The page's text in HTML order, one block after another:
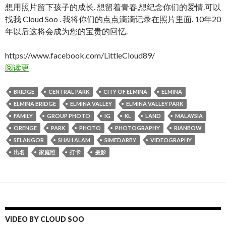
想用照片留下孩子的成长. 想留着青春,想纪念你们的爱情.可以
找我 Cloud Soo . 我将你们的点点滴滴记录在照片里面. 10年20
年以后这将会成为您的宝贵的回忆.
https://www.facebook.com/LittleCloud89/
阅读更
BRIDGE CENTRAL PARK CITY OF ELMINA
ELMINA
ELMINA BRIDGE
ELMINA VALLEY
ELMINA VALLEY PARK
FAMILY
GROUP PHOTO IG KL LAND
MALAYSIA
ORENGE
PARK PHOTO PHOTOGRAPHY
RIANBOW
SELANGOR
SHAH ALAM SIMEDARBY
VIDEOGRAPHY
出名
家庭照 打卡 摄影
VIDEO BY CLOUD SOO